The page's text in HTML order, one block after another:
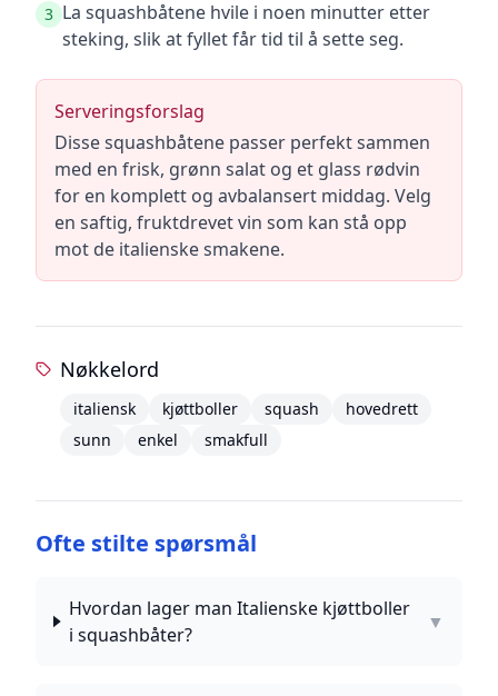
3 La squashbåtene hvile i noen minutter etter
steking, slik at fyllet får tid til å sette seg.
Serveringsforslag
Disse squashbåtene passer perfekt sammen
med en frisk, grønn salat og et glass rødvin
for en komplett og avbalansert middag. Velg
en saftig, fruktdrevet vin som kan stå opp
mot de italienske smakene.
Nøkkelord
italiensk kjøttboller squash
hovedrett
sunn
enkel smakfull
Ofte stilte spørsmål
Hvordan lager man Italienske kjøttboller
i squashbåter?
▼